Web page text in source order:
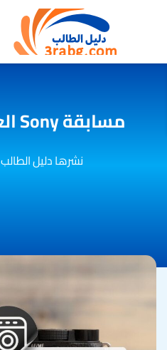
مسابقة Sony العالمية للتصوير
نشرها دليل الطالب